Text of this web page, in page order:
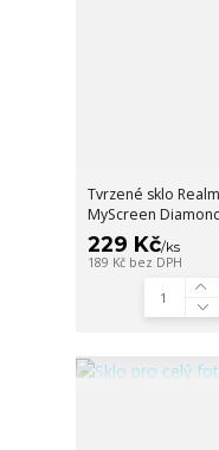
Tvrzené sklo
MyScreen
229 Kč/ks
189 Kč bez DPH